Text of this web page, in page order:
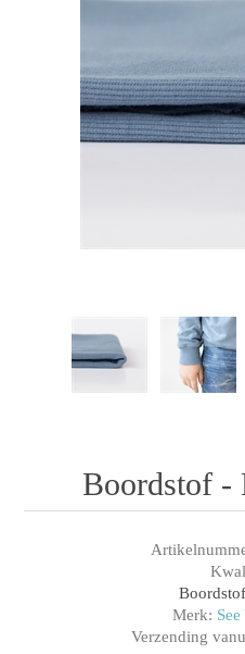
Boordstof -
Merk:
Verzending